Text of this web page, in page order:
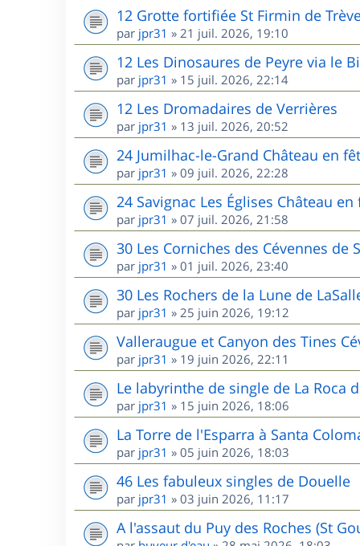
12 Grotte fortifiée St Firmin de
par jpr31 » 21 juil. 2026, 19:10
12 Les Dinosaures de Peyre via le
par jpr31 » 15 juil. 2026, 22:14
12 Les Dromadaires de Verrières
par jpr31 » 13 juil. 2026, 20:52
24 Jumilhac-le-Grand Château en
par jpr31 » 09 juil. 2026, 22:28
24 Savignac Les Églises Château en
par jpr31 » 07 juil. 2026, 21:58
30 Les Corniches des Cévennes de
par jpr31 » 01 juil. 2026, 23:40
30 Les Rochers de la Lune de
par jpr31 » 25 juin 2026, 19:12
Valleraugue et Canyon des Tines
par jpr31 » 19 juin 2026, 22:11
Le labyrinthe de single de La Roca
par jpr31 » 15 juin 2026, 18:06
La Torre de l'Esparra à Santa
par jpr31 » 05 juin 2026, 18:03
46 Les fabuleux singles de Douelle
par jpr31 » 03 juin 2026, 11:17
A l'assaut du Puy des Roches (St